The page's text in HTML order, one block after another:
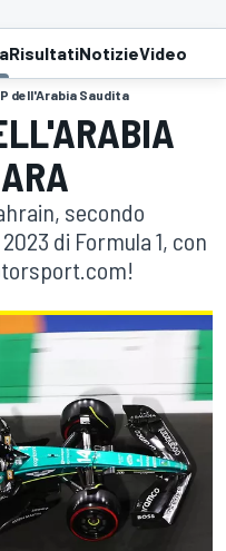
RisultatiNotizieVideo
dell'Arabia Saudita
secondo
di Formula 1, con